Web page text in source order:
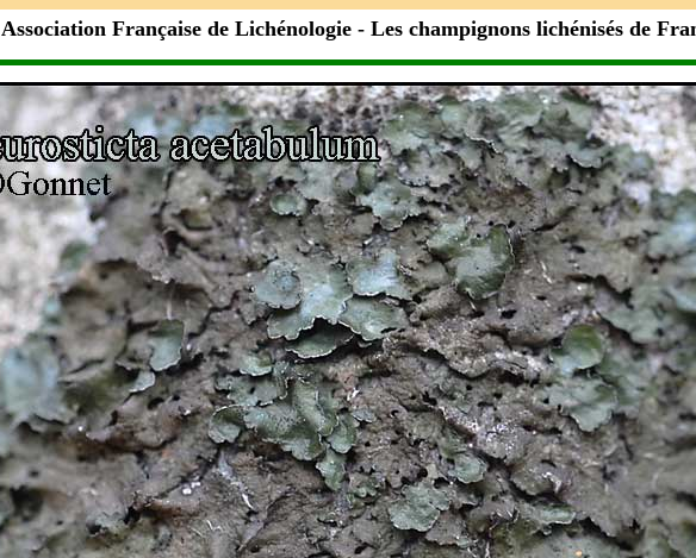
Association Française de Lichénologie- Les champignons lichénisés de